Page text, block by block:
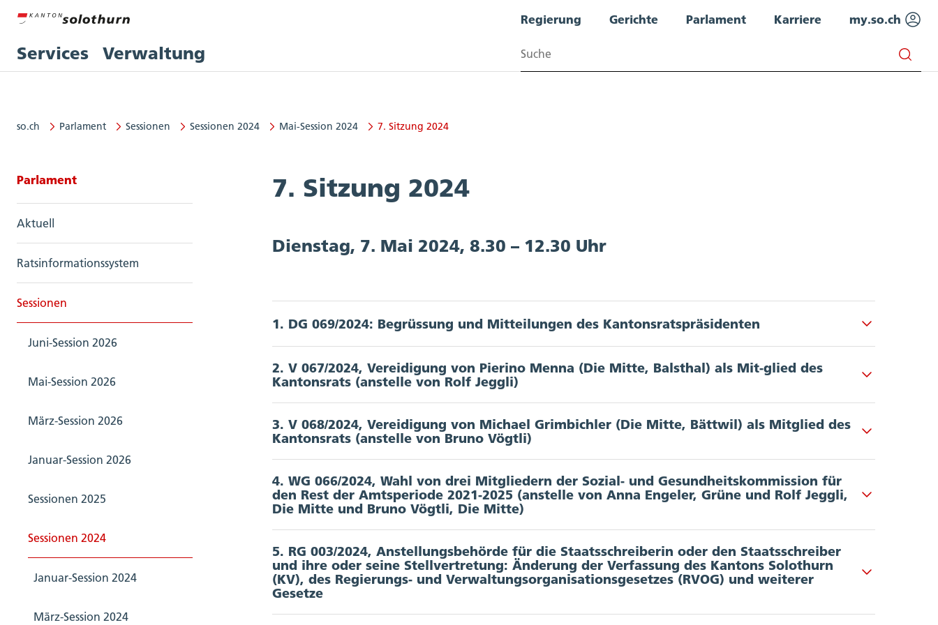
Services Verwaltung
Regierung Gerichte Parlament Karriere my.so.ch
Suchen
so.ch Parlament Sessionen Sessionen 2024 Mai-Session 2024 7. Sitzung 2024
Seitennavigation: Parlament
Parlament
Aktuell
Ratsinformationssystem
Sessionen
Juni-Session 2026
Mai-Session 2026
März-Session 2026
Januar-Session 2026
Sessionen 2025
Sessionen 2024
Januar-Session 2024
März-Session 2024
7. Sitzung 2024
Dienstag, 7. Mai 2024, 8.30 – 12.30 Uhr
1. DG 069/2024: Begrüssung und Mitteilungen des Kantonsratspräsidenten
Akkordeon Button
2. V 067/2024, Vereidigung von Pierino Menna (Die Mitte, Balsthal) als Mit-glied des
Kantonsrats (anstelle von Rolf Jeggli)
Akkordeon Button
3. V 068/2024, Vereidigung von Michael Grimbichler (Die Mitte, Bättwil) als Mitglied des
Kantonsrats (anstelle von Bruno Vögtli)
Akkordeon Button
4. WG 066/2024, Wahl von drei Mitgliedern der Sozial- und Gesundheitskommission für
den Rest der Amtsperiode 2021-2025 (anstelle von Anna Engeler, Grüne und Rolf Jeggli,
Die Mitte und Bruno Vögtli, Die Mitte)
Akkordeon Button
Fraktion Grüne: Laura Gantenbein
Fraktion Die Mitte-EVP: Pierino Menna; Michael Grimbichler
Wahlergebnis
5. RG 003/2024, Anstellungsbehörde für die Staatsschreiberin oder den Staatsschreiber
und ihre oder seine Stellvertretung: Änderung der Verfassung des Kantons Solothurn
(KV), des Regierungs- und Verwaltungsorganisationsgesetzes (RVOG) und weiterer
Gesetze
Akkordeon Button